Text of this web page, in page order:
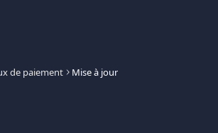
de paiement Mise à jour